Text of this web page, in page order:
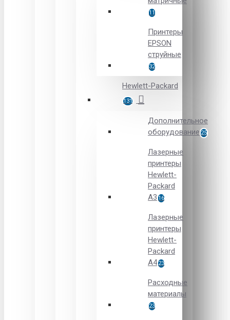
11
Принтеры
EPSON
струйные
32
Hewlett-Packard
131
Дополнительное
оборудование 25
Лазерные
принтеры
Hewlett-
Packard
A3 16
Лазерные
принтеры
Hewlett-
Packard
A423
Расходные
материалы
23